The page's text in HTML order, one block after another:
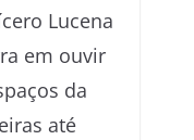
Lucena
em ouvir
da
até